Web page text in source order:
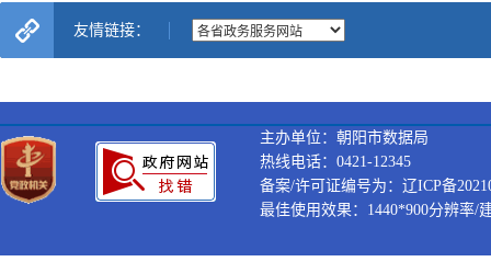
友情链接：
主办单位：朝阳市数据局
热线电话：0421-12345
备案/许可证编号为：辽ICP备
最佳使用效果：1440*900分辨率/